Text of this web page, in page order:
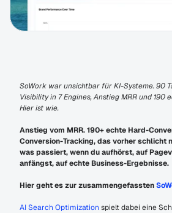
SoWork war unsichtbar für KI-Systeme. 90
Visibility in 7 Engines, Anstieg MRR und 190
Hier ist wie.
Anstieg vom MRR. 190+ echte Hard-
Conversion-Tracking, das vorher schlicht
was passiert, wenn du aufhörst, auf
anfängst, auf echte Business-Ergebnisse.
Hier geht es zur zusammengefassten
AI Search Optimization spielt dabei eine